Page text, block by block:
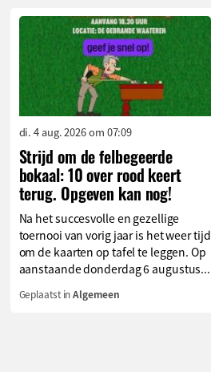
di. 4 aug. 2026 om 07:09
Strijd om de felbegeerde
bokaal: 10 over rood keert
terug. Opgeven kan nog!
Na het succesvolle en gezellige
toernooi van vorig jaar is het weer tijd
om de kaarten op tafel te leggen. Op
aanstaande donderdag 6 augustus...
Geplaatst inAlgemeen